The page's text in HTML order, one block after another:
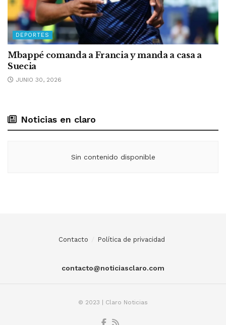
DEPORTES
Mbappé comanda a Francia y manda a casa a
Suecia
JUNIO 30, 2026
Noticias en claro
Sin contenido disponible
Contacto Política de privacidad
contacto@noticiasclaro.com
© 2023 | Claro Noticias